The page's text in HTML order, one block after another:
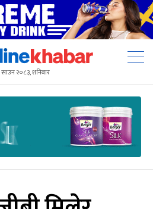
साउन २०८३, शनिबार